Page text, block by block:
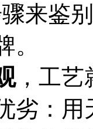
来鉴
。
，工艺
劣：用